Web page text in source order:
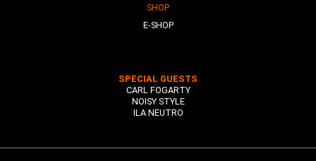
SHOP
E-SHOP
SPECIAL GUESTS
CARL FOGARTY
NOISY STYLE
ILA NEUTRO